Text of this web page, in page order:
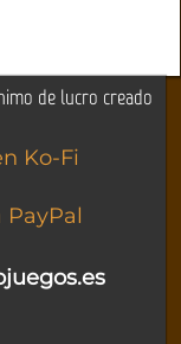
de lucro creado
Ko-Fi
PayPal